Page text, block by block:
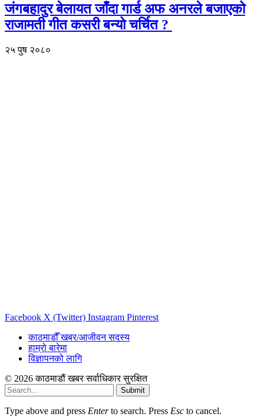
जंगबहादुर बेलायत जाँदा गार्ड अफ अनरले बजाएको
राजामती गीत कसरी बन्यो चर्चित ?
२५ पुष २०८०
Facebook X (Twitter) Instagram Pinterest
काठमाडौँ खबर/आजीवन सदस्य
हाम्रो बारेमा
विज्ञापनको लागि
© 2026 काठमाडौं खबर सर्वाधिकार सुरक्षित
Submit
Type above and press Enterto search. Press Esc to cancel.